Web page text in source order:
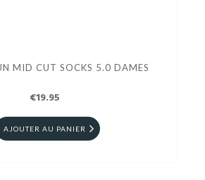
MID CUT SOCKS 5.0 DAMES
€19.95
AJOUTER AU PANIER